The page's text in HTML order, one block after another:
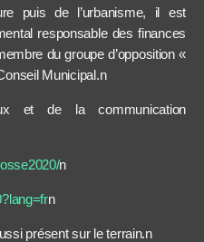
puis de l’urbanisme, il est
responsable des finances
du groupe d’opposition «
Municipal.n
et de la communication
n
n
présent sur le terrain.n